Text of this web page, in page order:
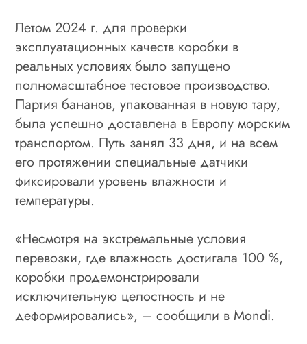
Летом 2024 г. для проверки
эксплуатационных качеств коробки в
реальных условиях было запущено
полномасштабное тестовое производство.
Партия бананов, упакованная в новую тару,
была успешно доставлена в Европу морским
транспортом. Путь занял 33 дня, и на всем
его протяжении специальные датчики
фиксировали уровень влажности и
температуры.
«Несмотря на экстремальные условия
перевозки, где влажность достигала 100 %,
коробки продемонстрировали
исключительную целостность и не
деформировались», – сообщили в Mondi.